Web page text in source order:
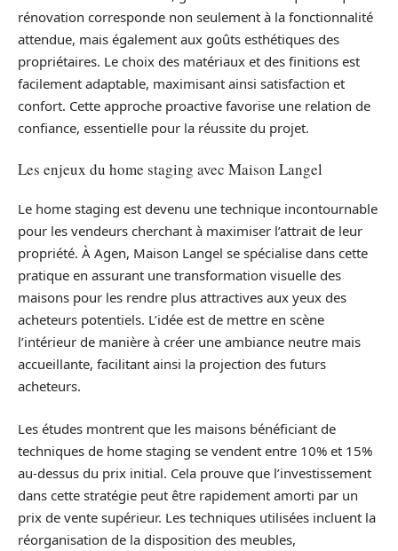
rénovation corresponde non seulement à la fonctionnalité
attendue, mais également aux goûts esthétiques des
propriétaires. Le choix des matériaux et des finitions est
facilement adaptable, maximisant ainsi satisfaction et
confort. Cette approche proactive favorise une relation de
confiance, essentielle pour la réussite du projet.
Les enjeux du home staging avec Maison Langel
Le home staging est devenu une technique incontournable
pour les vendeurs cherchant à maximiser l’attrait de leur
propriété. À Agen, Maison Langel se spécialise dans cette
pratique en assurant une transformation visuelle des
maisons pour les rendre plus attractives aux yeux des
acheteurs potentiels. L’idée est de mettre en scène
l’intérieur de manière à créer une ambiance neutre mais
accueillante, facilitant ainsi la projection des futurs
acheteurs.
Les études montrent que les maisons bénéficiant de
techniques de home staging se vendent entre 10% et 15%
au-dessus du prix initial. Cela prouve que l’investissement
dans cette stratégie peut être rapidement amorti par un
prix de vente supérieur. Les techniques utilisées incluent la
réorganisation de la disposition des meubles,